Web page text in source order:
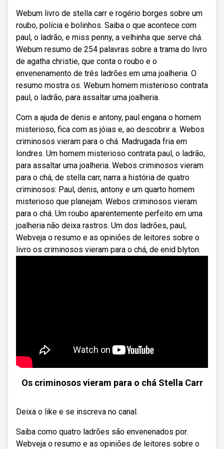
Webum livro de stella carr e rogério borges sobre um
roubo, polícia e bolinhos. Saiba o que acontece com
paul, o ladrão, e miss penny, a velhinha que serve chá.
Webum resumo de 254 palavras sobre a trama do livro
de agatha christie, que conta o roubo e o
envenenamento de três ladrões em uma joalheria. O
resumo mostra os. Webum homem misterioso contrata
paul, o ladrão, para assaltar uma joalheria.
Com a ajuda de denis e antony, paul engana o homem
misterioso, fica com as jóias e, ao descobrir a. Webos
criminosos vieram para o chá. Madrugada fria em
londres. Um homem misterioso contrata paul, o ladrão,
para assaltar uma joalheria. Webos criminosos vieram
para o chá, de stella carr, narra a história de quatro
criminosos: Paul, denis, antony e um quarto homem
misterioso que planejam. Webos criminosos vieram
para o chá. Um roubo aparentemente perfeito em uma
joalheria não deixa rastros. Um dos ladrões, paul,.
Webveja o resumo e as opiniões de leitores sobre o
livro os criminosos vieram para o chá, de enid blyton.
Os criminosos vieram para o chá Stella Carr
Deixa o like e se inscreva no canal.
Saiba como quatro ladrões são envenenados por.
Webveja o resumo e as opiniões de leitores sobre o